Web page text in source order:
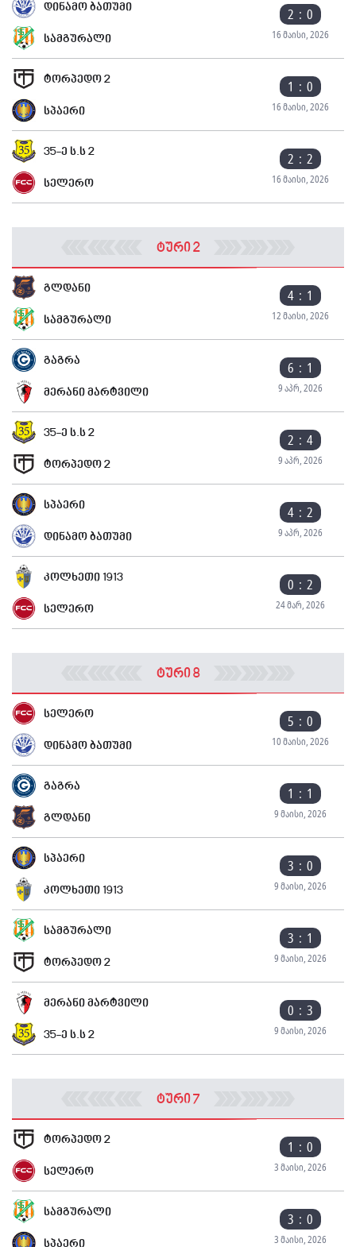
დინამო ბათუმი 2 : 0
16 მაისი, 2026
სამგურალი
ტორპედო 2 1 : 0
16 მაისი, 2026
სპაერი
35-ე ს.ს 2 2 : 2
16 მაისი, 2026
სელერო
ტური 2
გლდანი 4 : 1
12 მაისი, 2026
სამგურალი
გაგრა 6 : 1
9 აპრ, 2026
მერანი მარტვილი
35-ე ს.ს 2 2 : 4
9 აპრ, 2026
ტორპედო 2
სპაერი 4 : 2
9 აპრ, 2026
დინამო ბათუმი
კოლხეთი 1913 0 : 2
24 მარ, 2026
სელერო
ტური 8
სელერო 5 : 0
10 მაისი, 2026
დინამო ბათუმი
გაგრა 1 : 1
9 მაისი, 2026
გლდანი
სპაერი 3 : 0
9 მაისი, 2026
კოლხეთი 1913
სამგურალი 3 : 1
9 მაისი, 2026
ტორპედო 2
მერანი მარტვილი 0 : 3
9 მაისი, 2026
35-ე ს.ს 2
ტური 7
ტორპედო 2 1 : 0
3 მაისი, 2026
სელერო
სამგურალი 3 : 0
3 მაისი, 2026